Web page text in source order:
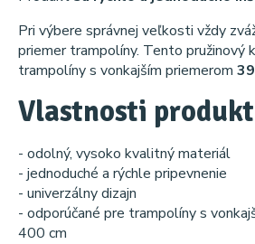
Pri výbere správnej veľkosti vždy
priemer trampolíny. Tento pružinový
trampolíny s vonkajším priemerom
Vlastnosti
- odolný, vysoko kvalitný materiál
- jednoduché a rýchle pripevnenie
- univerzálny dizajn
- odporúčané pre trampolíny s
400 cm